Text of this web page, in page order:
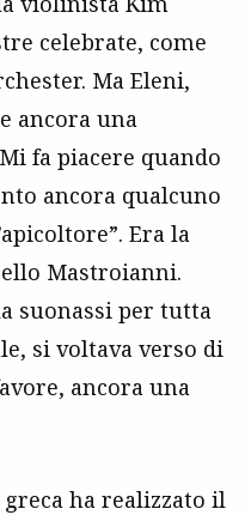
celebrate, come
Ma Eleni,
ancora una
fa piacere quando
ancora qualcuno
Era la
Mastroianni.
suonassi per tutta
si voltava verso di
ancora una
ha realizzato il